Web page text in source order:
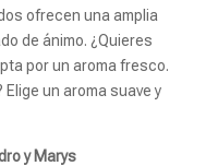
ofrecen una amplia
de ánimo. ¿Quieres
por un aroma fresco.
un aroma suave y
y Marys